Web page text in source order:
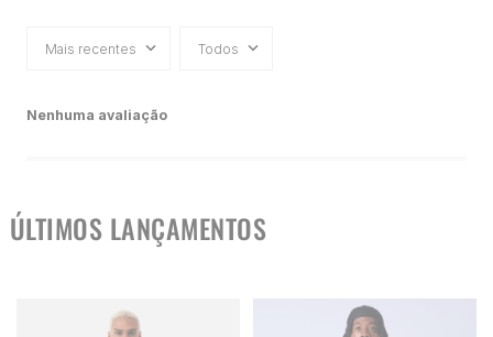
Mais recentes Todos
Nenhuma avaliação
ÚLTIMOS LANÇAMENTOS